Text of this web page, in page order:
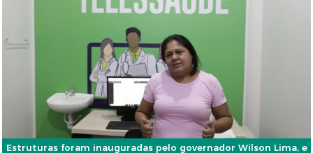
Estruturas foram inauguradas pelo governador Wilson Lima, e